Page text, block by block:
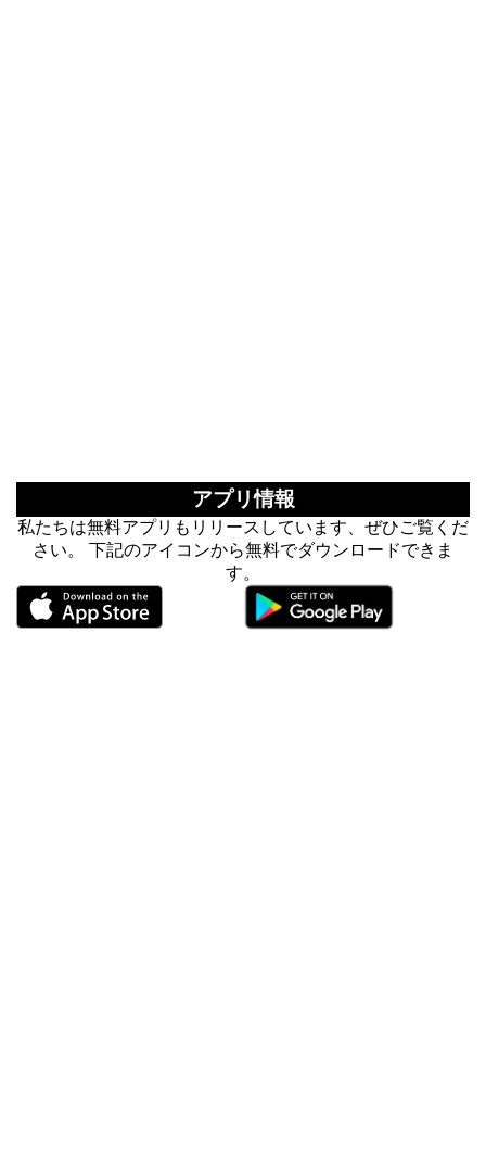
アプリ情報
私たちは無料アプリもリリースしています、ぜひご覧くだ
さい。 下記のアイコンから無料でダウンロードできま
す。